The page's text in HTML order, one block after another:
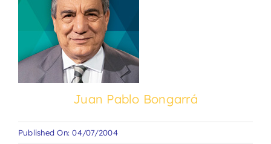
Juan Pablo Bongarrá
Published On: 04/07/2004